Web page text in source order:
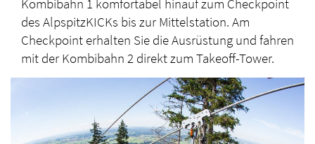
Kombibahn 1 komfortabel hinauf zum Checkpoint
des AlpspitzKICKs bis zur Mittelstation. Am
Checkpoint erhalten Sie die Ausrüstung und fahren
mit der Kombibahn 2 direkt zum Takeoff-Tower.